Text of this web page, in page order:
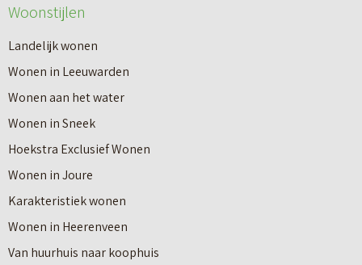
e
r
I
n
8
s
t
a
p
p
e
o
v
e
r
V
a
n
n
Woonstijlen
Landelijk wonen
Wonen in Leeuwarden
Wonen aan het water
Wonen in Sneek
Hoekstra Exclusief Wonen
Wonen in Joure
Karakteristiek wonen
Wonen in Heerenveen
Van huurhuis naar koophuis